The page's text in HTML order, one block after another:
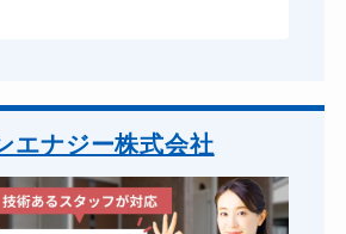
エナジー株式会社